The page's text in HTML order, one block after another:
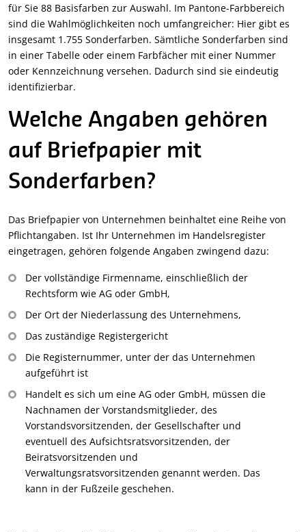
für Sie 88 Basisfarben zur Auswahl. Im Pantone-Farbbereich
sind die Wahlmöglichkeiten noch umfangreicher: Hier gibt es
insgesamt 1.755 Sonderfarben. Sämtliche Sonderfarben sind
in einer Tabelle oder einem Farbfächer mit einer Nummer
oder Kennzeichnung versehen. Dadurch sind sie eindeutig
identifizierbar.
Welche Angaben gehören
auf Briefpapier mit
Sonderfarben?
Das Briefpapier von Unternehmen beinhaltet eine Reihe von
Pflichtangaben. Ist Ihr Unternehmen im Handelsregister
eingetragen, gehören folgende Angaben zwingend dazu:
Der vollständige Firmenname, einschließlich der
Rechtsform wie AG oder GmbH,
Der Ort der Niederlassung des Unternehmens,
Das zuständige Registergericht
Die Registernummer, unter der das Unternehmen
aufgeführt ist
Handelt es sich um eine AG oder GmbH, müssen die
Nachnamen der Vorstandsmitglieder, des
Vorstandsvorsitzenden, der Gesellschafter und
eventuell des Aufsichtsratsvorsitzenden, der
Beiratsvorsitzenden und
Verwaltungsratsvorsitzenden genannt werden. Das
kann in der Fußzeile geschehen.